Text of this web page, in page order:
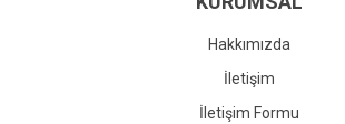
Hakkımızda
İletişim
İletişim Formu